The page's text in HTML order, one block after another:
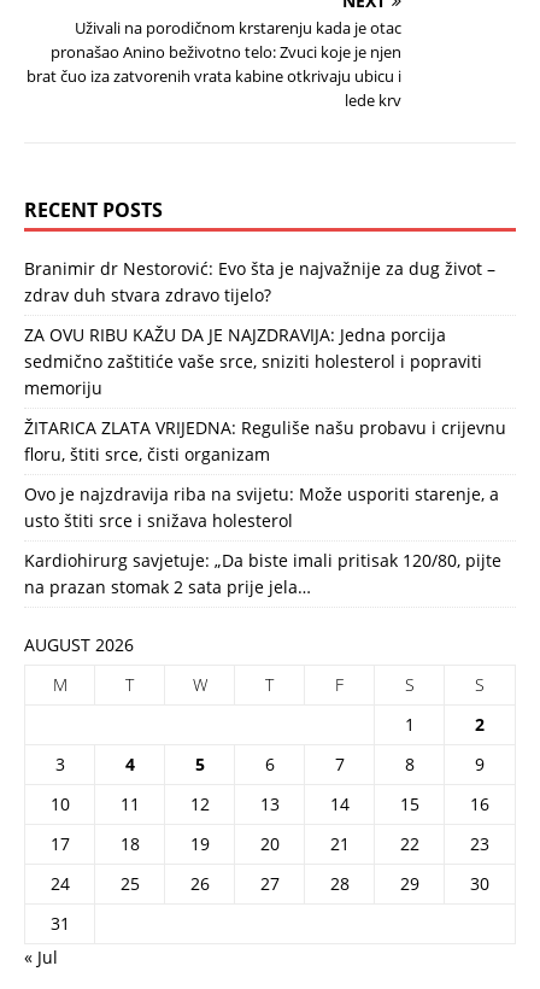
Uživali na porodičnom krstarenju kada je otac
pronašao Anino beživotno telo: Zvuci koje je njen
brat čuo iza zatvorenih vrata kabine otkrivaju ubicu i
lede krv
RECENT POSTS
Branimir dr Nestorović: Evo šta je najvažnije za dug život –
zdrav duh stvara zdravo tijelo?
ZA OVU RIBU KAŽU DA JE NAJZDRAVIJA: Jedna porcija
sedmično zaštitiće vaše srce, sniziti holesterol i popraviti
memoriju
ŽITARICA ZLATA VRIJEDNA: Reguliše našu probavu i crijevnu
floru, štiti srce, čisti organizam
Ovo je najzdravija riba na svijetu: Može usporiti starenje, a
usto štiti srce i snižava holesterol
Kardiohirurg savjetuje: „Da biste imali pritisak 120/80, pijte
na prazan stomak 2 sata prije jela…
AUGUST 2026
M
T W T F S
S
1
2
3
4 5 6 7 8
9
10
11 12 13 14 15
16
17
18 19 20 21 22
23
24
25 26 27 28 29
30
31
« Jul